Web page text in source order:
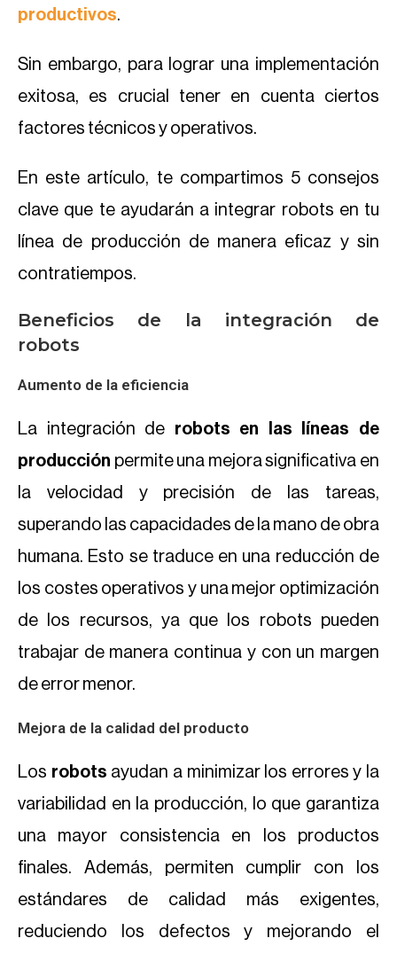
productivos.
Sin embargo, para lograr una implementación
exitosa, es crucial tener en cuenta ciertos
factores técnicos y operativos.
En este artículo, te compartimos 5 consejos
clave que te ayudarán a integrar robots en tu
línea de producción de manera eficaz y sin
contratiempos.
Beneficios de la integración de
robots
Aumento de la eficiencia
La integración de robots en las líneas de
producción permite una mejora significativa en
la velocidad y precisión de las tareas,
superando las capacidades de la mano de obra
humana. Esto se traduce en una reducción de
los costes operativos y una mejor optimización
de los recursos, ya que los robots pueden
trabajar de manera continua y con un margen
de error menor.
Mejora de la calidad del producto
Los robots ayudan a minimizar los errores y la
variabilidad en la producción, lo que garantiza
una mayor consistencia en los productos
finales. Además, permiten cumplir con los
estándares de calidad más exigentes,
reduciendo los defectos y mejorando el